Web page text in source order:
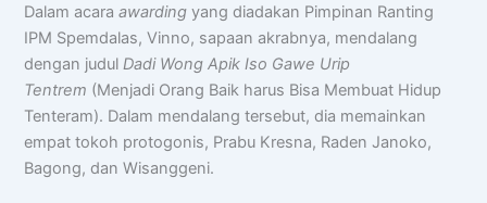
Dalam acaraawardingyang diadakan Pimpinan Ranting
IPM Spemdalas, Vinno, sapaan akrabnya, mendalang
dengan judulDadi Wong Apik Iso Gawe Urip
Tentrem (Menjadi Orang Baik harus Bisa Membuat Hidup
Tenteram). Dalam mendalang tersebut, dia memainkan
empat tokoh protogonis, Prabu Kresna, Raden Janoko,
Bagong, dan Wisanggeni.